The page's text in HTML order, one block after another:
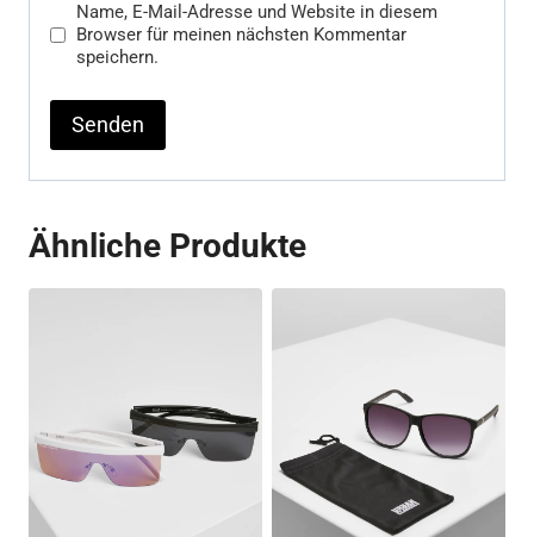
Name, E-Mail-Adresse und Website in diesem
Browser für meinen nächsten Kommentar
speichern.
Ähnliche Produkte